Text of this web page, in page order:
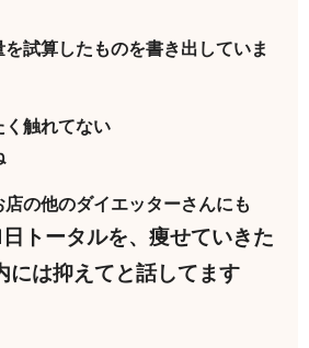
試算したものを書き出していま
く触れてない
の他のダイエッターさんにも
トータルを、痩せていきた
には抑えてと話してます